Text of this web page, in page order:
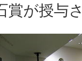
賞が授与